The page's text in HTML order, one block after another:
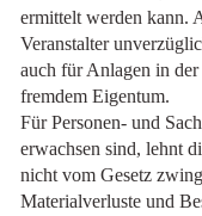
ermittelt werden kann.
Veranstalter
auch für Anlagen in
fremdem Eigentum.
Für Personen- und
erwachsen sind, lehnt
nicht vom Gesetz
Materialverluste und